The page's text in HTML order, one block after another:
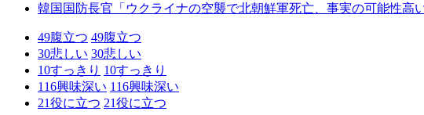
韓国国防長官「ウクライナの空襲で北朝鮮軍死亡、事実の可能性高
49腹立つ 49腹立つ
30悲しい 30悲しい
10すっきり 10すっきり
116興味深い 116興味深い
21役に立つ 21役に立つ